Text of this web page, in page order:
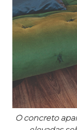
O concreto